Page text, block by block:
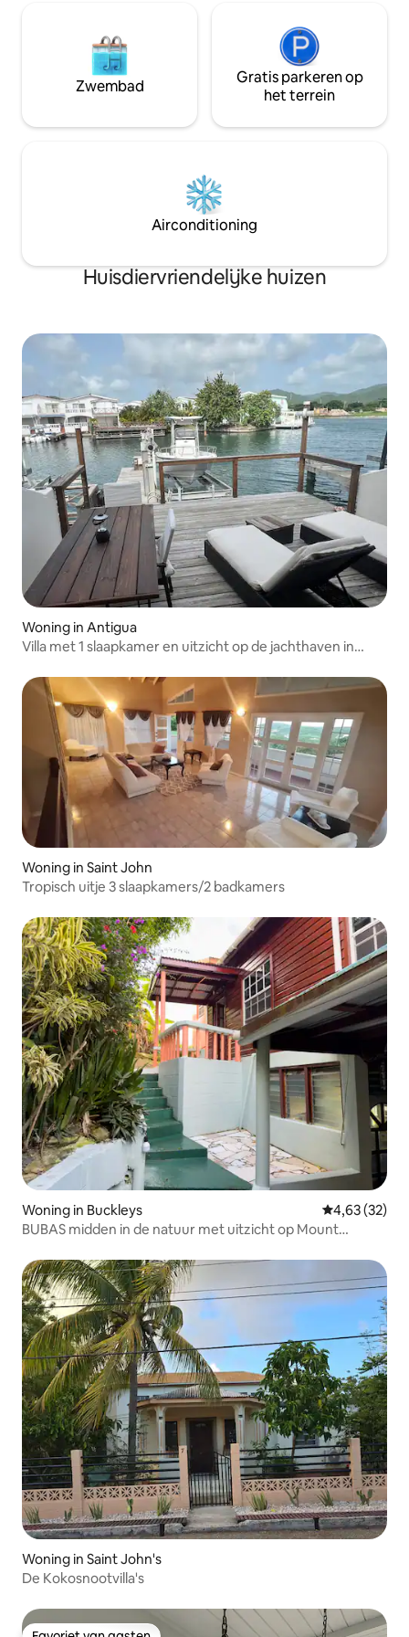
Zwembad
Gratis parkeren op
het terrein
Airconditioning
Huisdiervriendelijke huizen
Woning in Antigua
Villa met 1 slaapkamer en uitzicht op de jachthaven in
Woning in Saint John
Tropisch uitje 3 slaapkamers/2 badkamers
Woning in Buckleys Gemiddelde
4,63 (32)
BUBAS midden in de natuur met uitzicht op Mount
Woning in Saint John's
De Kokosnootvilla's